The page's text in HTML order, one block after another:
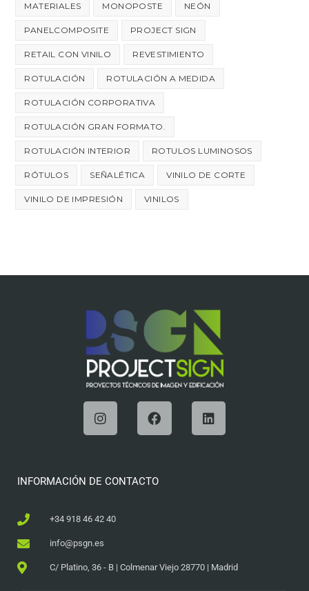
MATERIALES MONOPOSTE NEÓN
PANELCOMPOSITE PROJECT SIGN
RETAIL CON VINILO REVESTIMIENTO
ROTULACIÓN ROTULACIÓN A MEDIDA
ROTULACIÓN CORPORATIVA
ROTULACIÓN GRAN FORMATO.
ROTULACIÓN INTERIOR ROTULOS LUMINOSOS
RÓTULOS SEÑALÉTICA VINILO DE CORTE
VINILO DE IMPRESIÓN VINILOS
INFORMACIÓN DE CONTACTO
+34 918 46 42 40
info@psgn.es
C/ Platino, 36 - B | Colmenar Viejo 28770 | Madrid